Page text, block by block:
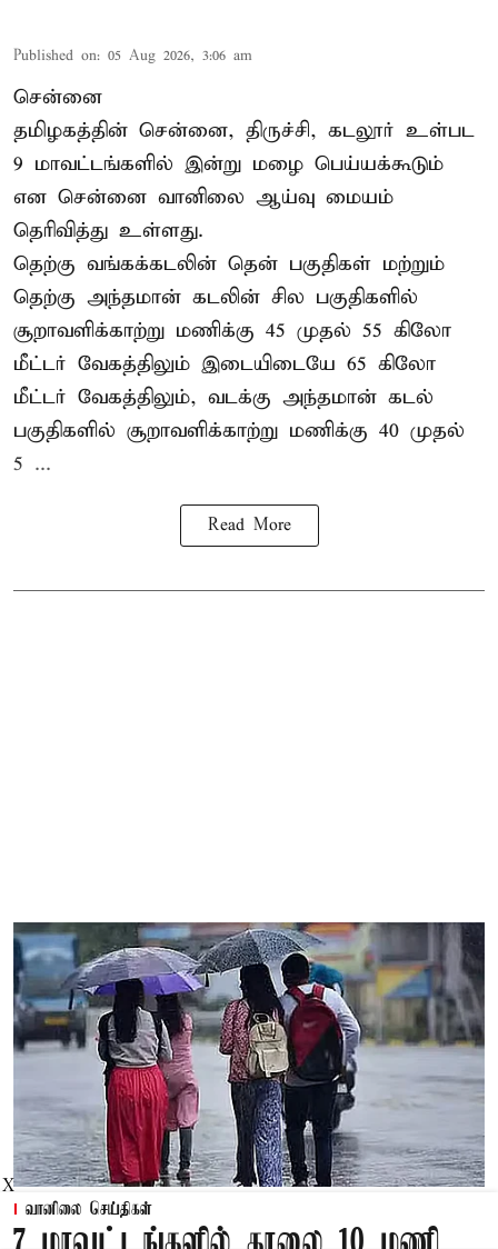
Published on: 05 Aug 2026, 3:06 am
சென்னை
தமிழகத்தின் சென்னை, திருச்சி, கடலூர் உள்பட
9 மாவட்டங்களில் இன்று மழை பெய்யக்கூடும்
என சென்னை வானிலை ஆய்வு மையம்
தெரிவித்து உள்ளது.
தெற்கு வங்கக்கடலின் தென் பகுதிகள் மற்றும்
தெற்கு அந்தமான் கடலின் சில பகுதிகளில்
சூறாவளிக்காற்று மணிக்கு 45 முதல் 55 கிலோ
மீட்டர் வேகத்திலும் இடையிடையே 65 கிலோ
மீட்டர் வேகத்திலும், வடக்கு அந்தமான் கடல்
பகுதிகளில் சூறாவளிக்காற்று மணிக்கு 40 முதல்
5 ...
Read More
வானிலை செய்திகள்
X